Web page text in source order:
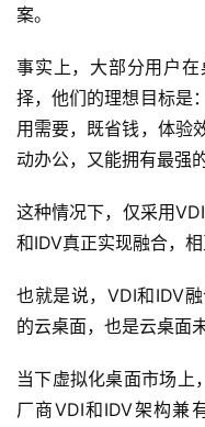
案。
事实上，大部分用户
择，他们的理想目标是
用需要，既省钱，体验
动办公，又能拥有最强
这种情况下，仅采用
和IDV真正实现融合，
也就是说，VDI和IDV
的云桌面，也是云桌面
当下虚拟化桌面市场上
厂商VDI和IDV架构兼